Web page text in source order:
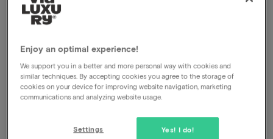
Enjoy an optimal experience!
We support you in a better and more personal way with cookies and
similar techniques. By accepting cookies you agree to the storage of
cookies on your device for improving website navigation, marketing
communications and analyzing website usage.
Yes! I do!
Settings